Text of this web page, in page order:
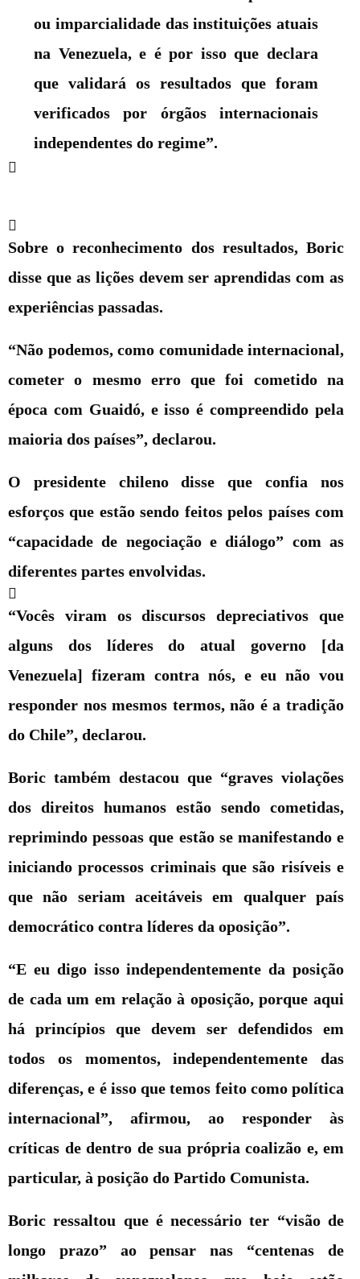
ou imparcialidade das instituições atuais
na Venezuela, e é por isso que declara
que validará os resultados que foram
verificados por órgãos internacionais
independentes do regime”.
Sobre o reconhecimento dos resultados, Boric
disse que as lições devem ser aprendidas com as
experiências passadas.
“Não podemos, como comunidade internacional,
cometer o mesmo erro que foi cometido na
época com Guaidó, e isso é compreendido pela
maioria dos países”, declarou.
O presidente chileno disse que confia nos
esforços que estão sendo feitos pelos países com
“capacidade de negociação e diálogo” com as
diferentes partes envolvidas.
“Vocês viram os discursos depreciativos que
alguns dos líderes do atual governo [da
Venezuela] fizeram contra nós, e eu não vou
responder nos mesmos termos, não é a tradição
do Chile”, declarou.
Boric também destacou que “graves violações
dos direitos humanos estão sendo cometidas,
reprimindo pessoas que estão se manifestando e
iniciando processos criminais que são risíveis e
que não seriam aceitáveis em qualquer país
democrático contra líderes da oposição”.
“E eu digo isso independentemente da posição
de cada um em relação à oposição, porque aqui
há princípios que devem ser defendidos em
todos os momentos, independentemente das
diferenças, e é isso que temos feito como política
internacional”, afirmou, ao responder às
críticas de dentro de sua própria coalizão e, em
particular, à posição do Partido Comunista.
Boric ressaltou que é necessário ter “visão de
longo prazo” ao pensar nas “centenas de